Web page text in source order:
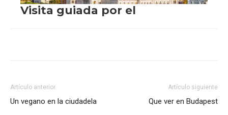
Artículo anterior
Un vegano en la ciudadela
Artículo siguiente
Que ver en Budapest